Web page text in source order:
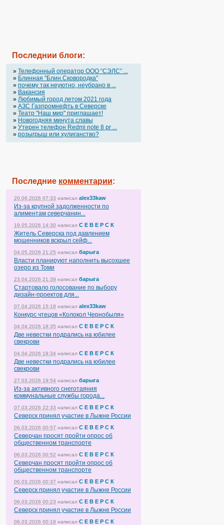
Последнии блоги:
» Телефонный оператор OOO “СЭЛС” ...
» Блинная "Блин.Сковородка"
» почему так неуютно, неубрано в ...
» Вакансия
» Любимый город летом 2021 года
» АЗС Газпромнефть в Северске
» Театр "Наш мир" приглашает!
» Новогодняя минута славы
» Утерен телефон Redmi note 8 pr ...
» розыгрыш или хулиганство?
Последние комментарии:
20.06.2026 07:33 написал alex33kaw
Из-за крупной задолженности по
алиментам северчанин...
19.05.2026 14:30 написал С Е В Е Р С К
Житель Северска под давлением
мошенников вскрыл сейф...
04.05.2026 21:25 написал барыга
Власти планируют наполнить высохшее
озеро из Томи
23.04.2026 21:39 написал барыга
Стартовало голосование по выбору
дизайн-проектов для...
07.04.2026 15:18 написал alex33kaw
Конкурс чтецов «Колокол Чернобыля»
04.04.2026 18:35 написал С Е В Е Р С К
Две невестки подрались на юбилее
свекрови
04.04.2026 18:34 написал С Е В Е Р С К
Две невестки подрались на юбилее
свекрови
27.03.2026 19:54 написал барыга
Из-за активного снеготаяния
коммунальные службы города...
07.03.2026 22:33 написал С Е В Е Р С К
Северск принял участие в Лыжне России
06.03.2026 00:57 написал С Е В Е Р С К
Северчан просят пройти опрос об
общественном транспорте
06.03.2026 00:52 написал С Е В Е Р С К
Северчан просят пройти опрос об
общественном транспорте
06.03.2026 00:37 написал С Е В Е Р С К
Северск принял участие в Лыжне России
06.03.2026 00:23 написал С Е В Е Р С К
Северск принял участие в Лыжне России
06.03.2026 00:18 написал С Е В Е Р С К